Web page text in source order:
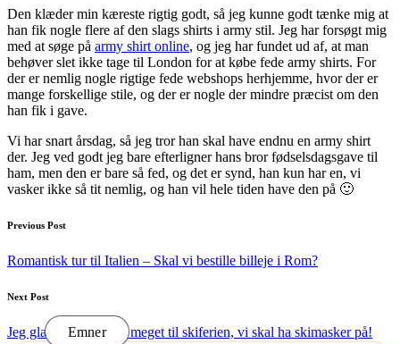
Den klæder min kæreste rigtig godt, så jeg kunne godt tænke mig at
han fik nogle flere af den slags shirts i army stil. Jeg har forsøgt mig
med at søge på army shirt online, og jeg har fundet ud af, at man
behøver slet ikke tage til London for at købe fede army shirts. For
der er nemlig nogle rigtige fede webshops herhjemme, hvor der er
mange forskellige stile, og der er nogle der mindre præcist om den
han fik i gave.
Vi har snart årsdag, så jeg tror han skal have endnu en army shirt
der. Jeg ved godt jeg bare efterligner hans bror fødselsdagsgave til
ham, men den er bare så fed, og det er synd, han kun har en, vi
vasker ikke så tit nemlig, og han vil hele tiden have den på 🙂
Post
navigation
Previous Post
Romantisk tur til Italien – Skal vi bestille billeje i Rom?
Next Post
Jeg glæder mig mega meget til skiferien, vi skal ha skimasker på!
Emner